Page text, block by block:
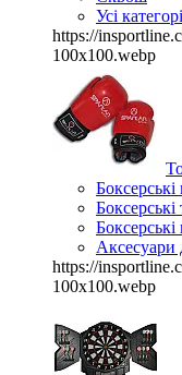
Усі
https://
100x100.webp
Аксесуари
https://
100x100.webp